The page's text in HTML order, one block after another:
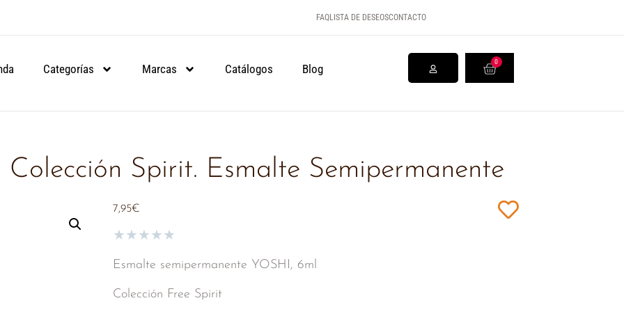
DE 90€.
DE 90€.
DE 90€.
FAQLISTA DE DESEOSCONTACTO
Categorías Marcas Catálogos Blog
0
Spirit. Esmalte Semipermanente
7,95€
★★★★★
Esmalte semipermanente YOSHI, 6ml
Colección Free Spirit